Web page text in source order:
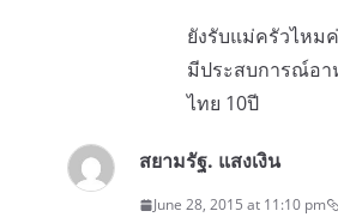
ยังรับแม่ครัวไหม
มีประสบการณ์อา
ไทย 10ปี
สยามรัฐ. แสงเงิน
June 28, 2015 at 11:10 pm